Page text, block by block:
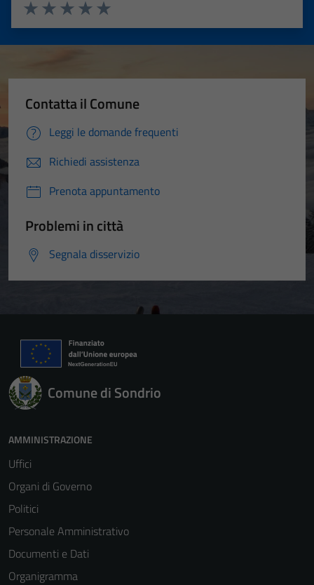
Valuta 5 stelle su 5
Valuta 4 stelle su 5
Valuta 3 stelle su 5
Valuta 2 stelle su 5
Valuta 1 stelle su 5
Contatta il Comune
Leggi le domande frequenti
Richiedi assistenza
Prenota appuntamento
Problemi in città
Segnala disservizio
Comune di Sondrio
AMMINISTRAZIONE
Uffici
Organi di Governo
Politici
Personale Amministrativo
Documenti e Dati
Organigramma